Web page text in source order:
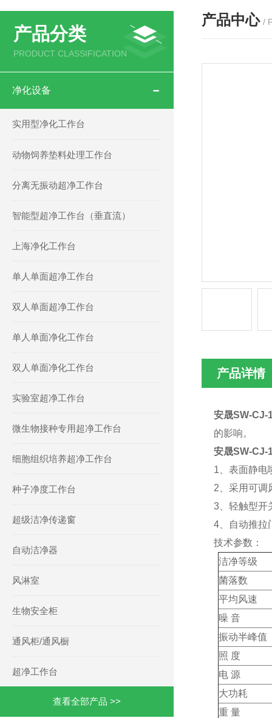
产品分类
PRODUCT CLASSIFICATION
净化设备
实用型净化工作台
动物饲养垫料处理工作台
分离无振动超净工作台
智能型超净工作台（垂直流）
上海净化工作台
单人单面超净工作台
双人单面超净工作台
单人单面净化工作台
双人单面净化工作台
实验室超净工作台
微生物接种专用超净工作台
细胞组织培养超净工作台
种子净度工作台
超级洁净传递窗
自动洁净器
风淋室
生物安全柜
通风柜/通风橱
超净工作台
查看全部产品 >>
产品中心 /
产品详情
安晟SW-CJ-
的影响。
安晟SW-CJ-
1、表面静电
2、采用可调
3、轻触型开
4、自动推拉
技术参数：
洁净等级
菌落数
平均风速
噪
振动半
照 度
电 源
大功耗
重 量